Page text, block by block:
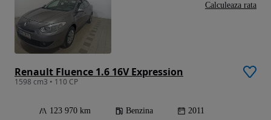
Renault Fluence 1.6 16V Expression
1598 cm3 • 110 CP
123 970 km Benzina 2011
Calculeaza rata